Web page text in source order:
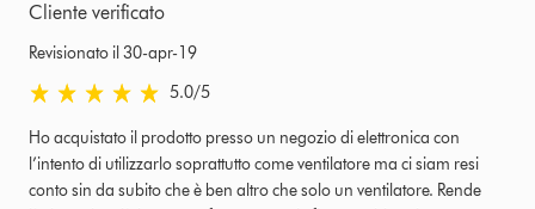
Cliente verificato
Revisionato il 30-apr-19
5.0 stelle su 5 da Revisionato il 30-apr-19 Ratings
5.0/5
Ho acquistato il prodotto presso un negozio di elettronica con
l’intento di utilizzarlo soprattutto come ventilatore ma ci siam resi
conto sin da subito che è ben altro che solo un ventilatore. Rende